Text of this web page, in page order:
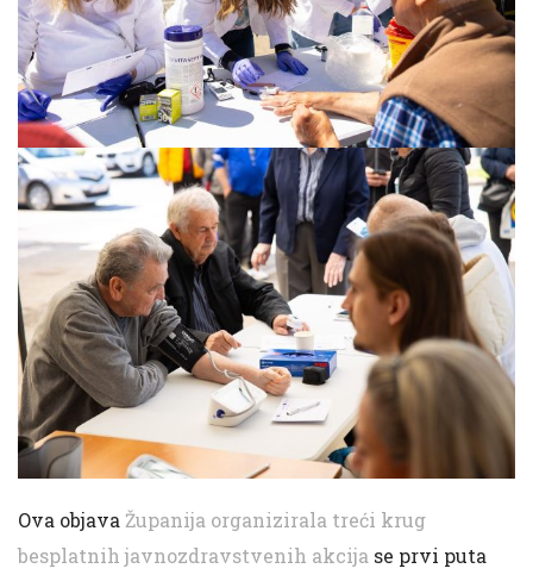
Ova objavaŽupanija organizirala treći krug
besplatnih javnozdravstvenih akcija se prvi puta